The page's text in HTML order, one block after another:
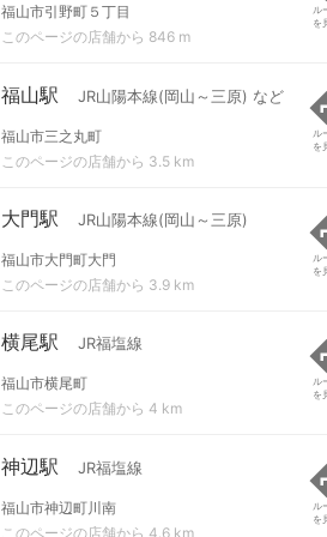
福山市引野町５丁目
このページの店舗から 846 m
ル
を
福山駅 JR山陽本線(岡山～三原) など
福山市三之丸町
このページの店舗から 3.5 km
ル
を
大門駅 JR山陽本線(岡山～三原)
福山市大門町大門
このページの店舗から 3.9 km
ル
を
横尾駅 JR福塩線
福山市横尾町
このページの店舗から 4 km
ル
を
神辺駅 JR福塩線
福山市神辺町川南
このページの店舗から 4.6 km
ル
を